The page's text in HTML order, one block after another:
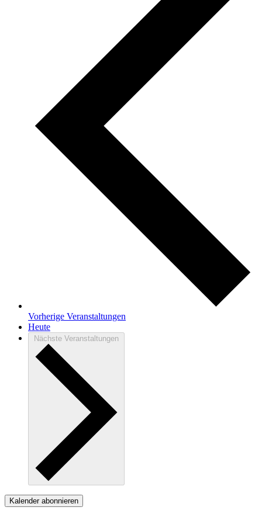
Vorherige Veranstaltungen
Heute
Nächste Veranstaltungen
Kalender abonnieren